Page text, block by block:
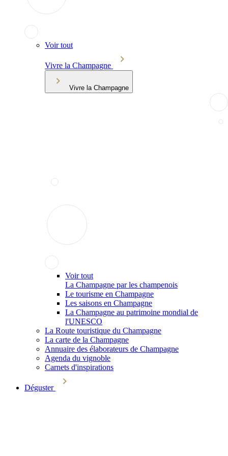
Voir tout
Vivre la Champagne
Vivre la Champagne
Voir tout
La Champagne par les champenois
Le tourisme en Champagne
Les saisons en Champagne
La Champagne au patrimoine mondial de
l'UNESCO
La Route touristique du Champagne
La carte de la Champagne
Annuaire des élaborateurs de Champagne
Agenda du vignoble
Carnets d'inspirations
Déguster